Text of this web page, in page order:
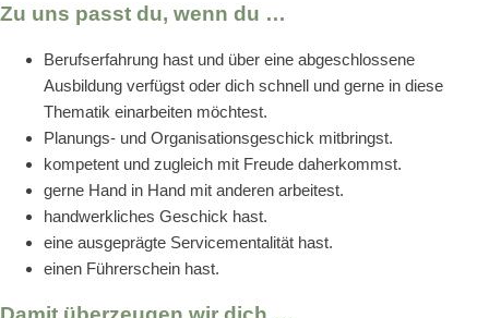
Zu uns passt du, wenn du …
Berufserfahrung hast und über eine abgeschlossene
Ausbildung verfügst oder dich schnell und gerne in diese
Thematik einarbeiten möchtest.
Planungs- und Organisationsgeschick mitbringst.
kompetent und zugleich mit Freude daherkommst.
gerne Hand in Hand mit anderen arbeitest.
handwerkliches Geschick hast.
eine ausgeprägte Servicementalität hast.
einen Führerschein hast.